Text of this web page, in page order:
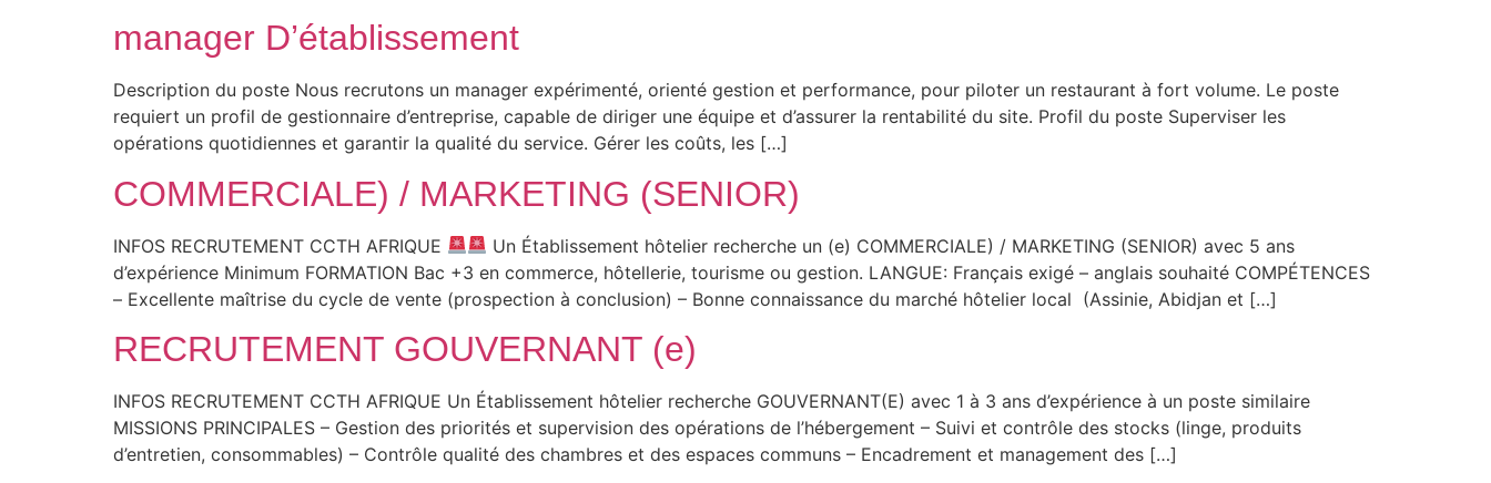
manager D’établissement
Description du poste Nous recrutons un manager expérimenté, orienté gestion et performance, pour piloter un restaurant à fort volume. Le poste
requiert un profil de gestionnaire d’entreprise, capable de diriger une équipe et d’assurer la rentabilité du site. Profil du poste Superviser les
opérations quotidiennes et garantir la qualité du service. Gérer les coûts, les […]
COMMERCIALE) / MARKETING (SENIOR)
INFOS RECRUTEMENT CCTH AFRIQUE
Un Établissement hôtelier recherche un (e) COMMERCIALE) / MARKETING (SENIOR) avec 5 ans
d’expérience Minimum FORMATION Bac +3 en commerce, hôtellerie, tourisme ou gestion. LANGUE: Français exigé – anglais souhaité COMPÉTENCES
– Excellente maîtrise du cycle de vente (prospection à conclusion) – Bonne connaissance du marché hôtelier local (Assinie, Abidjan et […]
RECRUTEMENT GOUVERNANT (e)
INFOS RECRUTEMENT CCTH AFRIQUE Un Établissement hôtelier recherche GOUVERNANT(E) avec 1 à 3 ans d’expérience à un poste similaire
MISSIONS PRINCIPALES – Gestion des priorités et supervision des opérations de l’hébergement – Suivi et contrôle des stocks (linge, produits
d’entretien, consommables) – Contrôle qualité des chambres et des espaces communs – Encadrement et management des […]